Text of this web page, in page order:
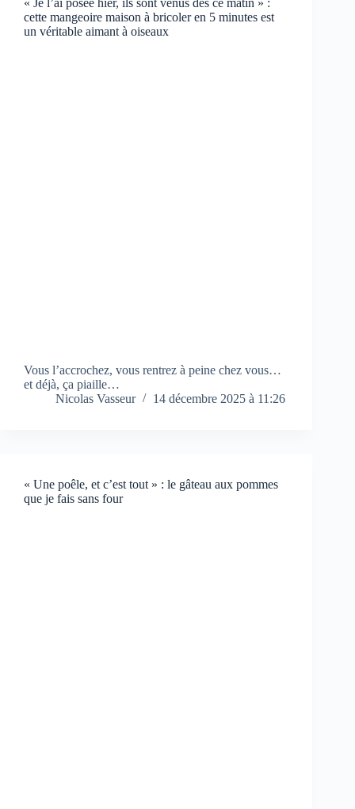
« Je l’ai posée hier, ils sont venus dès ce matin » :
cette mangeoire maison à bricoler en 5 minutes est
un véritable aimant à oiseaux
Vous l’accrochez, vous rentrez à peine chez vous…
et déjà, ça piaille…
Nicolas Vasseur
14 décembre 2025 à 11:26
« Une poêle, et c’est tout » : le gâteau aux pommes
que je fais sans four